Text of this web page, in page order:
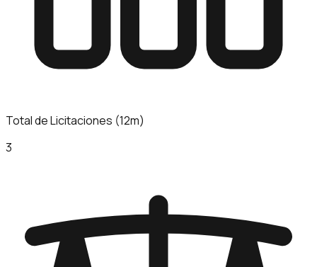
Total de Licitaciones (12m)
3